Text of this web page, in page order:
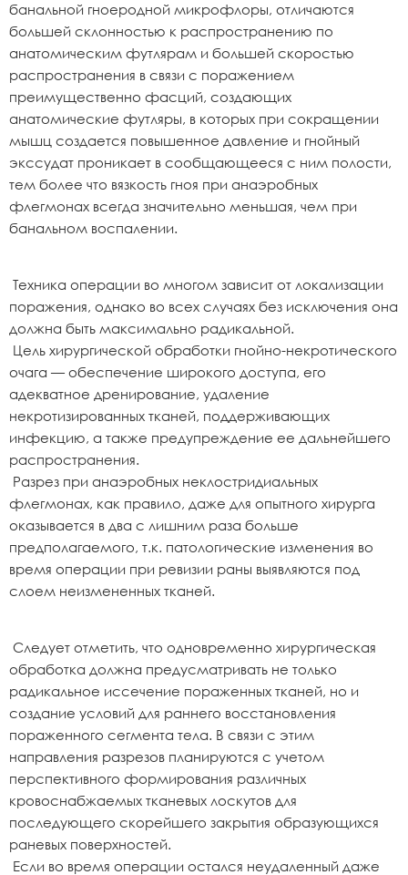
банальной гноеродной микрофлоры, отличаются
большей склонностью к распространению по
анатомическим футлярам и большей скоростью
распространения в связи с поражением
преимущественно фасций, создающих
анатомические футляры, в которых при сокращении
мышц создается повышенное давление и гнойный
экссудат проникает в сообщающееся с ним полости,
тем более что вязкость гноя при анаэробных
флегмонах всегда значительно меньшая, чем при
банальном воспалении.
Техника операции во многом зависит от локализации
поражения, однако во всех случаях без исключения она
должна быть максимально радикальной.
Цель хирургической обработки гнойно-некротического
очага — обеспечение широкого доступа, его
адекватное дренирование, удаление
некротизированных тканей, поддерживающих
инфекцию, а также предупреждение ее дальнейшего
распространения.
Разрез при анаэробных неклостридиальных
флегмонах, как правило, даже для опытного хирурга
оказывается в два с лишним раза больше
предполагаемого, т.к. патологические изменения во
время операции при ревизии раны выявляются под
слоем неизмененных тканей.
Следует отметить, что одновременно хирургическая
обработка должна предусматривать не только
радикальное иссечение пораженных тканей, но и
создание условий для раннего восстановления
пораженного сегмента тела. В связи с этим
направления разрезов планируются с учетом
перспективного формирования различных
кровоснабжаемых тканевых лоскутов для
последующего скорейшего закрытия образующихся
раневых поверхностей.
Если во время операции остался неудаленный даже